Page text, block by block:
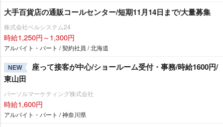
大手百貨店の通販コールセンター/短期11月14日まで/大量募集
株式会社ベルシステム24
時給1,250円～1,300円
アルバイト・パート / 契約社員 / 北海道
NEW
座って接客が中心/ショールーム受付・事務/時給1600円/
東山田
パーソルマーケティング株式会社
時給1,600円
アルバイト・パート / 神奈川県